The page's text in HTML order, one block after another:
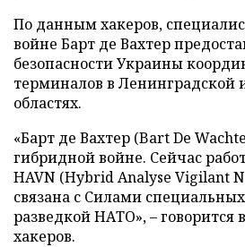
По данным хакеров,
войне Барт де Вахтер
безопасности Украины
терминалов в Ленинградской
областях.
«Барт де Вахтер (Bart De
гибридной войне. Сейчас
HAVN (Hybrid Analyse Vigilant
связана с Силами
разведкой НАТО», – говорится
хакеров.